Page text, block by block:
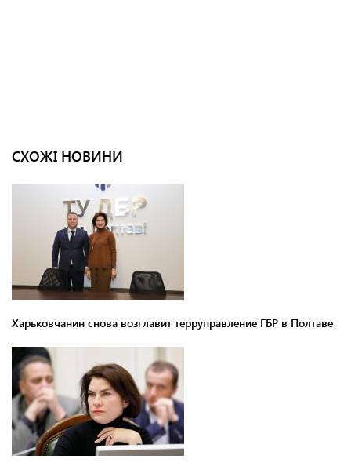
СХОЖІ НОВИНИ
Харьковчанин снова возглавит терруправление ГБР в Полтаве